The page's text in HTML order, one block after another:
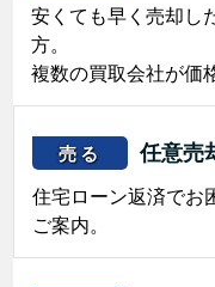
安くても早く売却し
方。
複数の買取会社が価
売る 任意売
住宅ローン返済でお
ご案内。